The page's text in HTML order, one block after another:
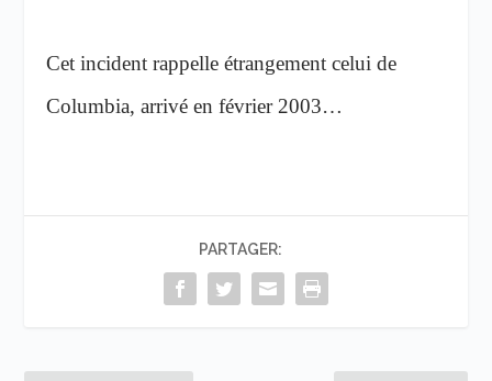
Cet incident rappelle étrangement celui de
Columbia, arrivé en février 2003…
PARTAGER: